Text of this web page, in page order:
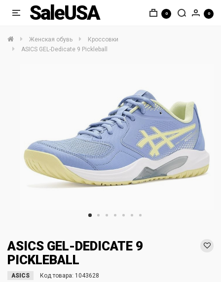
SaleUSA 0 0
Женская обувь
Кроссовки
ASICS GEL-Dedicate 9 Pickleball
ASICS GEL-DEDICATE 9
PICKLEBALL
ASICS Код товара: 1043628